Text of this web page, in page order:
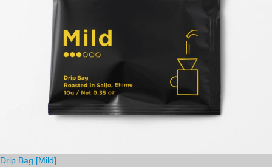
Drip Bag [Mild]